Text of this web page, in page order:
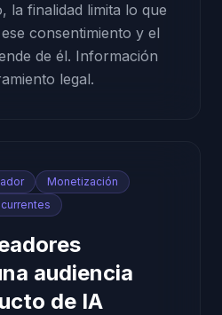
la finalidad limita lo que
consentimiento y el
de él. Información
legal.
Monetización
audiencia
de IA